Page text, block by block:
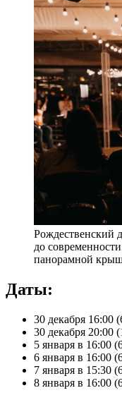
Рождественский
до
панорамной
Даты:
30 декабря 16:00
30 декабря 20:00
5 января в 16:00
6 января в 16:00
7 января в 15:30
8 января в 16:00